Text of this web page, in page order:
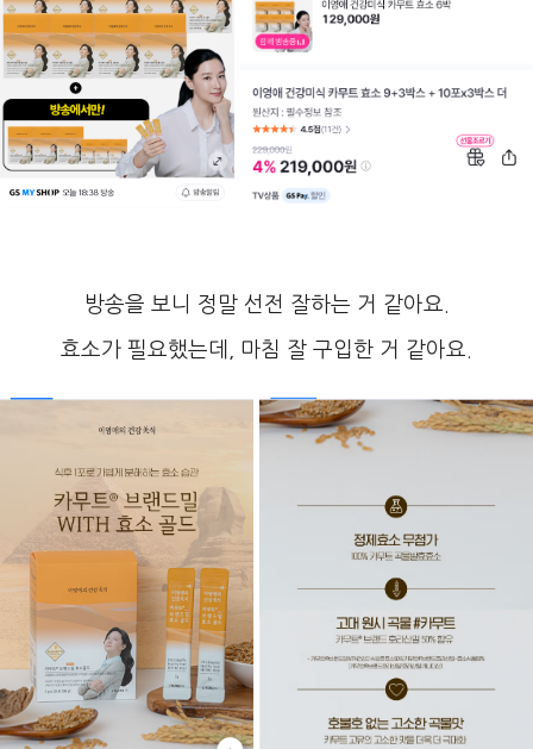
방송을 보니 정말 선전 잘하는 거 같아요.
효소가 필요했는데, 마침 잘 구입한 거 같아요.